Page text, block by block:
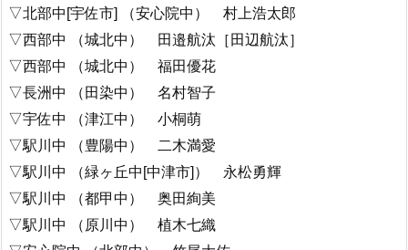
▽北部中[宇佐市] （安心院中） 村上浩太郎
▽西部中 （城北中） 田邉航汰［田辺航汰］
▽西部中 （城北中） 福田優花
▽長洲中 （田染中） 名村智子
▽宇佐中 （津江中） 小桐萌
▽駅川中 （豊陽中） 二木満愛
▽駅川中 （緑ヶ丘中[中津市]） 永松勇輝
▽駅川中 （都甲中） 奥田絢美
▽駅川中 （原川中） 植木七織